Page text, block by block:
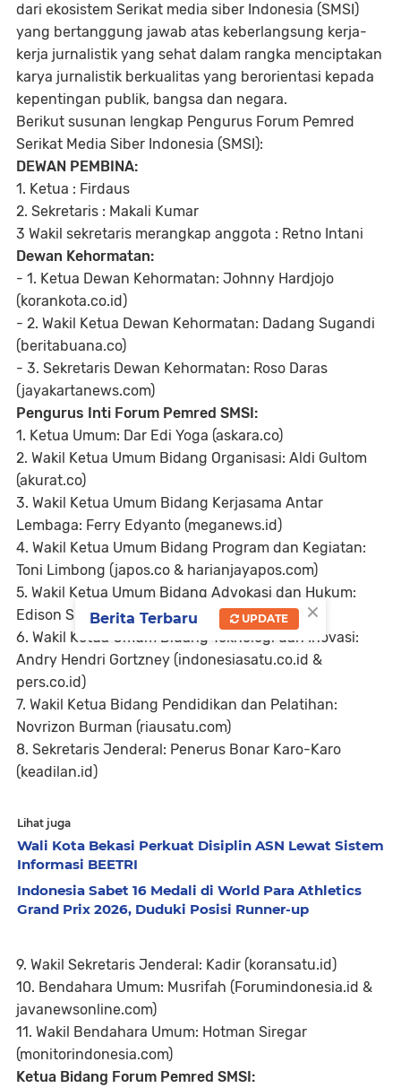
dari ekosistem Serikat media siber Indonesia (SMSI)
yang bertanggung jawab atas keberlangsung kerja-
kerja jurnalistik yang sehat dalam rangka menciptakan
karya jurnalistik berkualitas yang berorientasi kepada
kepentingan publik, bangsa dan negara.
Berikut susunan lengkap Pengurus Forum Pemred
Serikat Media Siber Indonesia (SMSI):
DEWAN PEMBINA:
1. Ketua : Firdaus
2. Sekretaris : Makali Kumar
3 Wakil sekretaris merangkap anggota : Retno Intani
Dewan Kehormatan:
- 1. Ketua Dewan Kehormatan: Johnny Hardjojo
(korankota.co.id)
- 2. Wakil Ketua Dewan Kehormatan: Dadang Sugandi
(beritabuana.co)
- 3. Sekretaris Dewan Kehormatan: Roso Daras
(jayakartanews.com)
Pengurus Inti Forum Pemred SMSI:
1. Ketua Umum: Dar Edi Yoga (askara.co)
2. Wakil Ketua Umum Bidang Organisasi: Aldi Gultom
(akurat.co)
3. Wakil Ketua Umum Bidang Kerjasama Antar
Lembaga: Ferry Edyanto (meganews.id)
4. Wakil Ketua Umum Bidang Program dan Kegiatan:
Toni Limbong (japos.co & harianjayapos.com)
5. Wakil Ketua Umum Bidang Advokasi dan Hukum:
Edison Siahaan (beritabatavia.co)
6. Wakil Ketua Umum Bidang Teknologi dan Inovasi:
Andry Hendri Gortzney (indonesiasatu.co.id &
pers.co.id)
7. Wakil Ketua Bidang Pendidikan dan Pelatihan:
Novrizon Burman (riausatu.com)
8. Sekretaris Jenderal: Penerus Bonar Karo-Karo
(keadilan.id)
Lihat juga
Wali Kota Bekasi Perkuat Disiplin ASN Lewat Sistem
Informasi BEETRI
Indonesia Sabet 16 Medali di World Para Athletics
Grand Prix 2026, Duduki Posisi Runner-up
9. Wakil Sekretaris Jenderal: Kadir (koransatu.id)
10. Bendahara Umum: Musrifah (Forumindonesia.id &
javanewsonline.com)
11. Wakil Bendahara Umum: Hotman Siregar
(monitorindonesia.com)
Ketua Bidang Forum Pemred SMSI:
×
Berita Terbaru UPDATE